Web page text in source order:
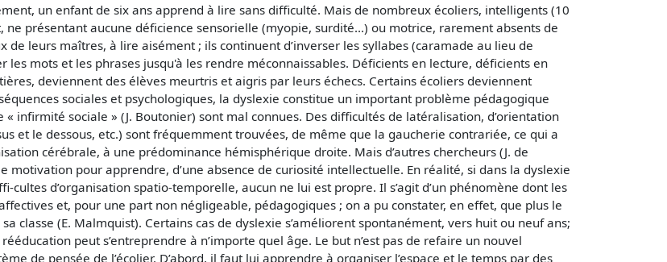
un enfant de six ans apprend à lire sans difficulté. Mais de nombreux écoliers, intelligents (10
ne présentant aucune déficience sensorielle (myopie, surdité...) ou motrice, rarement absents de
de leurs maîtres, à lire aisément ; ils continuent d’inverser les syllabes (caramade au lieu de
mots et les phrases jusqu'à les rendre méconnaissables. Déficients en lecture, déficients en
deviennent des élèves meurtris et aigris par leurs échecs. Certains écoliers deviennent
sociales et psychologiques, la dyslexie constitue un important problème pédagogique
« infirmité sociale » (J. Boutonier) sont mal connues. Des difficultés de latéralisation, d’orientation
et le dessous, etc.) sont fréquemment trouvées, de même que la gaucherie contrariée, ce qui a
cérébrale, à une prédominance hémisphérique droite. Mais d’autres chercheurs (J. de
motivation pour apprendre, d’une absence de curiosité intellectuelle. En réalité, si dans la dyslexie
cultes d’organisation spatio-temporelle, aucun ne lui est propre. Il s’agit d’un phénomène dont les
et, pour une part non négligeable, pédagogiques ; on a pu constater, en effet, que plus le
classe (E. Malmquist). Certains cas de dyslexie s’améliorent spontanément, vers huit ou neuf ans;
peut s’entreprendre à n’importe quel âge. Le but n’est pas de refaire un nouvel
de pensée de l’écolier. D’abord, il faut lui apprendre à organiser l’espace et le temps par des